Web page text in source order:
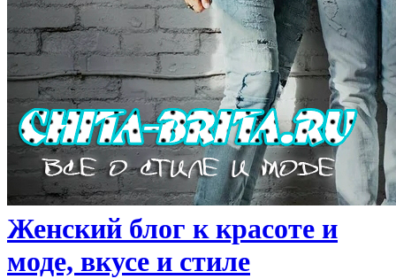
Женский блог к красоте и
моде, вкусе и стиле